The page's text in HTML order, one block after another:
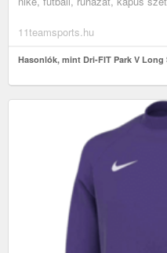
11teamsports.hu
Hasonlók, mint Dri-FIT Park V Long